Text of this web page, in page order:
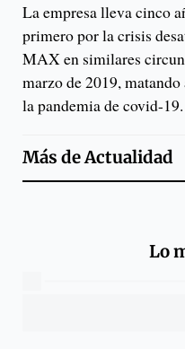
La empresa lleva cinco
primero por la crisis
MAX en similares
marzo de 2019,
la pandemia de covid-19.
Más deActualidad
Lo